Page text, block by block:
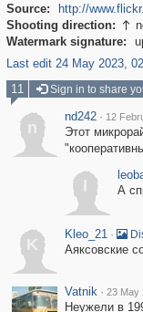
Source:
http://
Shooting direction: 
Watermark signature:
Last edit 24 May 2023,
11 Sign in to share
n
nd242 · 12
Этот
А
K
Kleo_21 ·
Аяксовские
Vatnik · 23 May
Неужели в